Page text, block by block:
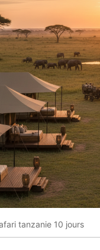
tanzanie 10 jours